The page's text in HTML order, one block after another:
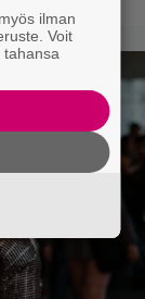
ilman
Voit